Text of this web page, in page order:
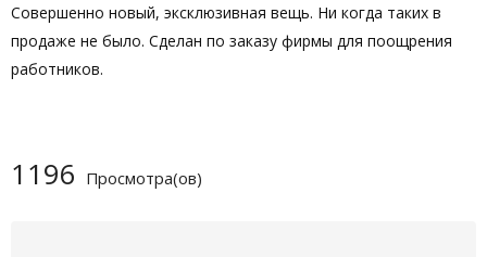
Совершенно новый, эксклюзивная вещь. Ни когда таких в
продаже не было. Сделан по заказу фирмы для поощрения
работников.
1196 Просмотра(ов)